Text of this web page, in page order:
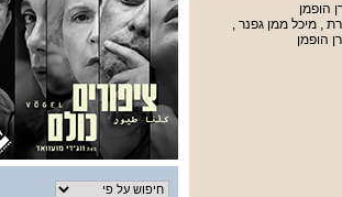
הופמן
, מיכל ממן גפנר ,
הופמן